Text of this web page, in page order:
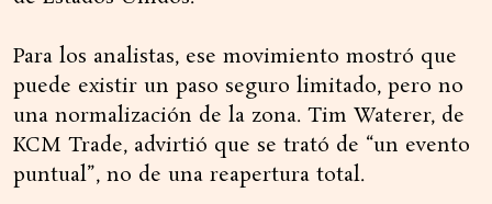
Para los analistas, ese movimiento mostró que
puede existir un paso seguro limitado, pero no
una normalización de la zona. Tim Waterer, de
KCM Trade, advirtió que se trató de “un evento
puntual”, no de una reapertura total.